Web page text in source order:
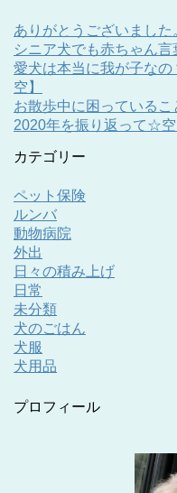
ありがとうございました
シニア犬でも赤ちゃん
愛犬は本当に我が子な
空】
お散歩中に困っている
2020年を振り返って☆
カテゴリー
ペット保険
ルンバ
動物病院
外出
日々の積み上げ
日常
未分類
犬のごはん
犬服
犬用品
プロフィール